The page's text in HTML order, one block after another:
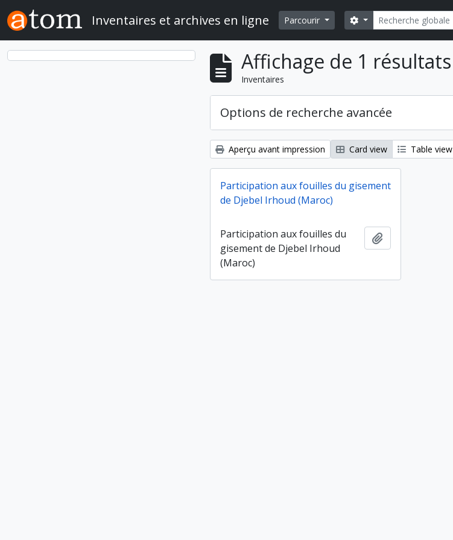
Skip to main content
Inventaires et archives en ligne Parcourir Rechercher
Search options
Affichage de 1 résultats
Inventaires
Options de recherche avancée
Aperçu avant impression Card view Table view
Participation aux fouilles du gisement
de Djebel Irhoud (Maroc)
Participation aux fouilles du
gisement de Djebel Irhoud
(Maroc)